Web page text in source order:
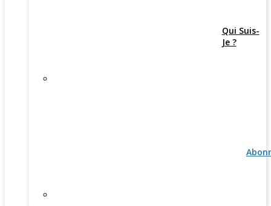
Qui Suis-
Je ?